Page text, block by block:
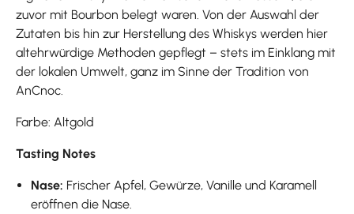
zuvor mit Bourbon belegt waren. Von der Auswahl der
Zutaten bis hin zur Herstellung des Whiskys werden hier
altehrwürdige Methoden gepflegt – stets im Einklang mit
der lokalen Umwelt, ganz im Sinne der Tradition von
AnCnoc.
Farbe: Altgold
Tasting Notes
Nase: Frischer Apfel, Gewürze, Vanille und Karamell
eröffnen die Nase.